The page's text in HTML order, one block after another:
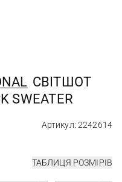
СВІТШОТ
SWEATER
Артикул: 2242614
ТАБЛИЦЯ РОЗМІРІВ